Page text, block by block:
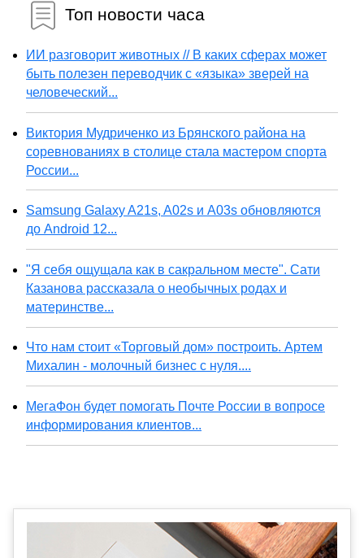
Топ новости часа
ИИ разговорит животных // В каких сферах может
быть полезен переводчик с «языка» зверей на
человеческий...
Виктория Мудриченко из Брянского района на
соревнованиях в столице стала мастером спорта
России...
Samsung Galaxy A21s, A02s и A03s обновляются
до Android 12...
"Я себя ощущала как в сакральном месте". Сати
Казанова рассказала о необычных родах и
материнстве...
Что нам стоит «Торговый дом» построить. Артем
Михалин - молочный бизнес с нуля....
МегаФон будет помогать Почте России в вопросе
информирования клиентов...